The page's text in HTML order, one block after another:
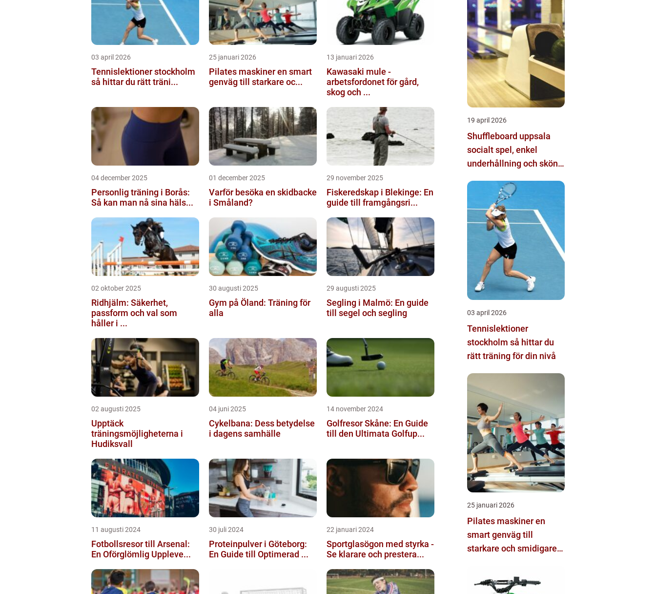
03 april 2026
Tennislektioner stockholm
så hittar du rätt träni...
25 januari 2026
Pilates maskiner en smart
genväg till starkare oc...
13 januari 2026
Kawasaki mule -
arbetsfordonet för gård,
skog och ...
04 december 2025
Personlig träning i Borås:
Så kan man nå sina häls...
01 december 2025
Varför besöka en skidbacke
i Småland?
29 november 2025
Fiskeredskap i Blekinge: En
guide till framgångsri...
02 oktober 2025
Ridhjälm: Säkerhet,
passform och val som
håller i ...
30 augusti 2025
Gym på Öland: Träning för
alla
29 augusti 2025
Segling i Malmö: En guide
till segel och segling
02 augusti 2025
Upptäck
träningsmöjligheterna i
Hudiksvall
04 juni 2025
Cykelbana: Dess betydelse
i dagens samhälle
14 november 2024
Golfresor Skåne: En Guide
till den Ultimata Golfup...
11 augusti 2024
Fotbollsresor till Arsenal:
En Oförglömlig Uppleve...
30 juli 2024
Proteinpulver i Göteborg:
En Guide till Optimerad ...
22 januari 2024
Sportglasögon med styrka -
Se klarare och prestera...
19 april 2026
Shuffleboard uppsala
socialt spel, enkel
underhållning och skön
03 april 2026
Tennislektioner
stockholm så hittar du
rätt träning för din nivå
25 januari 2026
Pilates maskiner en
smart genväg till
starkare och smidigare